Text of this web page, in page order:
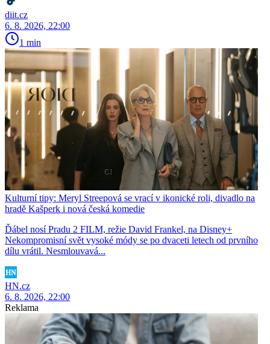
diit.cz
6. 8. 2026, 22:00
1 min
Kulturní tipy: Meryl Streepová se vrací v ikonické roli, divadlo na
hradě Kašperk i nová česká komedie
Ďábel nosí Pradu 2 FILM, režie David Frankel, na Disney+
Nekompromisní svět vysoké módy se po dvaceti letech od prvního
dílu vrátil. Nesmlouvavá...
HN.cz
6. 8. 2026, 22:00
Reklama